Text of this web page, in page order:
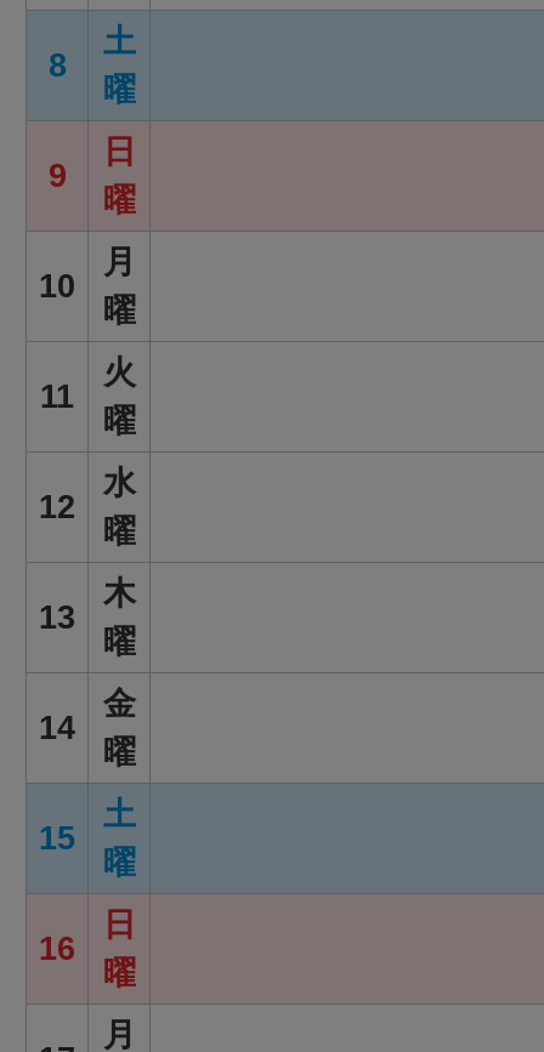
8
土
曜
9
日
曜
10
月
曜
11
火
曜
12
水
曜
13
木
曜
14
金
曜
15
土
曜
16
日
曜
月